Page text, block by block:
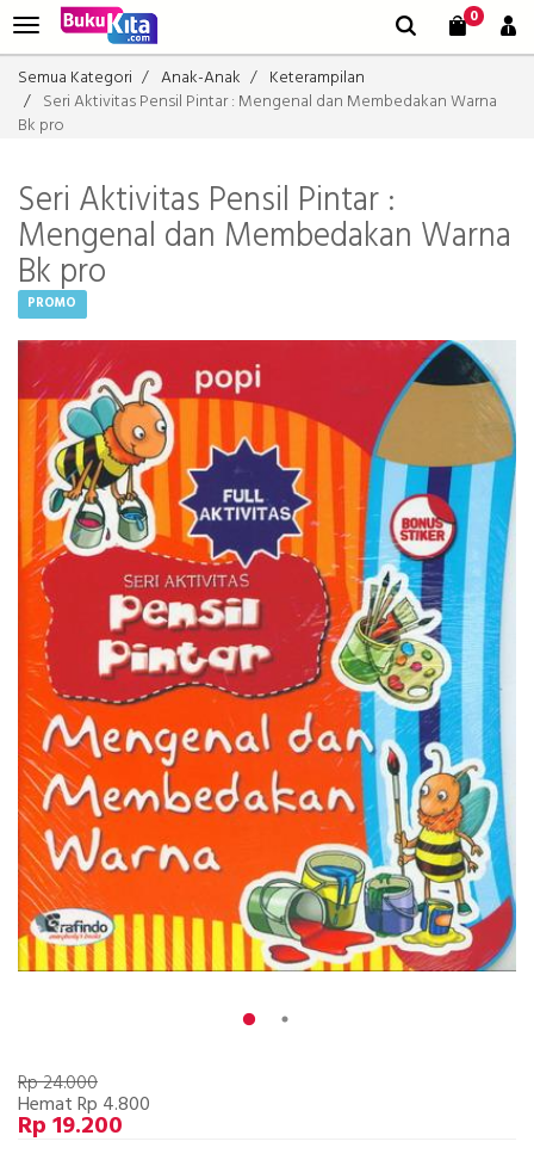
0
Semua Kategori Anak-Anak
Keterampilan
Seri Aktivitas Pensil Pintar : Mengenal dan Membedakan Warna
Bk pro
Seri Aktivitas Pensil Pintar :
Mengenal dan Membedakan Warna
Bk pro
PROMO
Rp 24.000
Hemat Rp 4.800
Rp 19.200